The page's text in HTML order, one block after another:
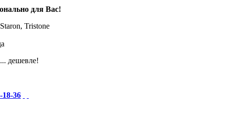
для Вас!
Tristone
дешевле!
18-36